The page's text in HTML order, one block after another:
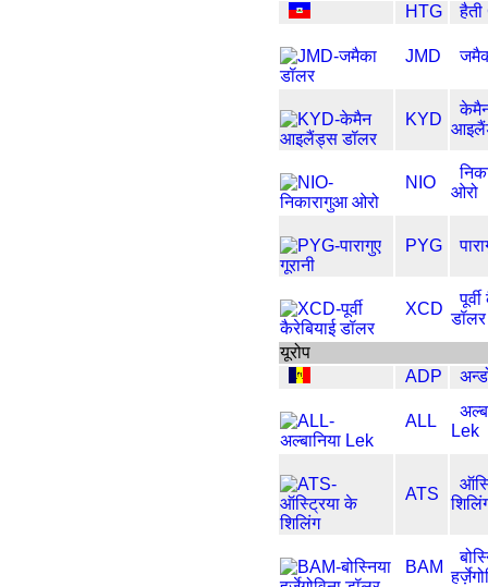
HTG
JMD
KYD
NIO
ओरो
PYG
XCD
डॉलर
यूरोप
ADP
ALL
Lek
ATS
BAM